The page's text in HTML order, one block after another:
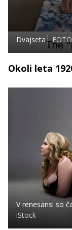
Dvajseta
Okoli leta
V renesansi so
iStock